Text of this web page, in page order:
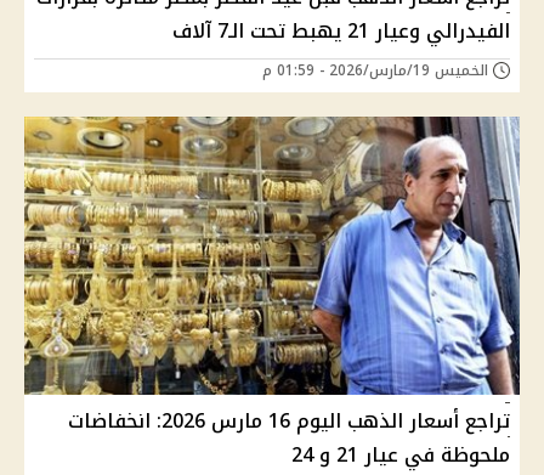
الفيدرالي وعيار 21 يهبط تحت الـ7 آلاف
الخميس 19/مارس/2026 - 01:59 م
تراجع أسعار الذهب اليوم 16 مارس 2026: انخفاضات
ملحوظة في عيار 21 و 24